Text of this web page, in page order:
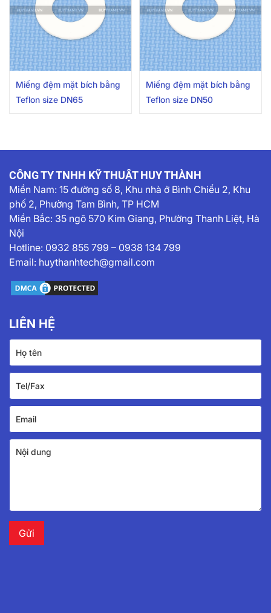
Miếng đệm mặt bích bằng
Teflon size DN65
Miếng đệm mặt bích bằng
Teflon size DN50
CÔNG TY TNHH KỸ THUẬT HUY THÀNH
Miền Nam: 15 đường số 8, Khu nhà ở Bình Chiểu 2, Khu
phố 2, Phường Tam Bình, TP HCM
Miền Bắc: 35 ngõ 570 Kim Giang, Phường Thanh Liệt, Hà
Nội
Hotline: 0932 855 799 – 0938 134 799
Email: huythanhtech@gmail.com
LIÊN HỆ